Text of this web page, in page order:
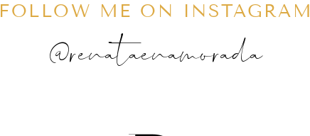
FOLLOW ME ON INSTAGRAM
@renataenamorada